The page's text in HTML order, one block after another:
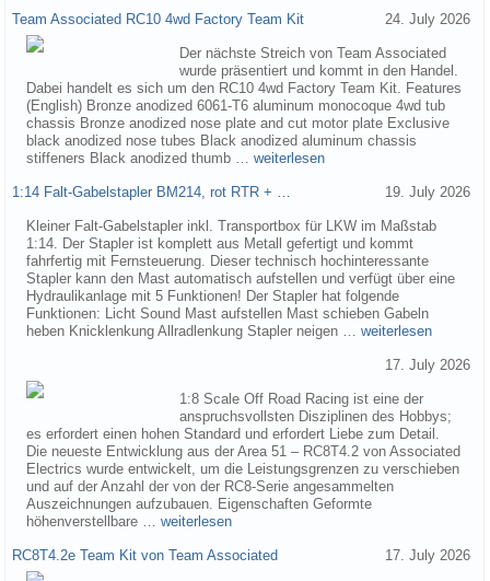
Team Associated RC10 4wd Factory Team Kit 24. July 2026
Der nächste Streich von Team Associated
wurde präsentiert und kommt in den Handel.
Dabei handelt es sich um den RC10 4wd Factory Team Kit. Features
(English) Bronze anodized 6061-T6 aluminum monocoque 4wd tub
chassis Bronze anodized nose plate and cut motor plate Exclusive
black anodized nose tubes Black anodized aluminum chassis
stiffeners Black anodized thumb … weiterlesen
1:14 Falt-Gabelstapler BM214, rot RTR + … 19. July 2026
Kleiner Falt-Gabelstapler inkl. Transportbox für LKW im Maßstab
1:14. Der Stapler ist komplett aus Metall gefertigt und kommt
fahrfertig mit Fernsteuerung. Dieser technisch hochinteressante
Stapler kann den Mast automatisch aufstellen und verfügt über eine
Hydraulikanlage mit 5 Funktionen! Der Stapler hat folgende
Funktionen: Licht Sound Mast aufstellen Mast schieben Gabeln
heben Knicklenkung Allradlenkung Stapler neigen … weiterlesen
17. July 2026
1:8 Scale Off Road Racing ist eine der
anspruchsvollsten Disziplinen des Hobbys;
es erfordert einen hohen Standard und erfordert Liebe zum Detail.
Die neueste Entwicklung aus der Area 51 – RC8T4.2 von Associated
Electrics wurde entwickelt, um die Leistungsgrenzen zu verschieben
und auf der Anzahl der von der RC8-Serie angesammelten
Auszeichnungen aufzubauen. Eigenschaften Geformte
höhenverstellbare … weiterlesen
RC8T4.2e Team Kit von Team Associated 17. July 2026